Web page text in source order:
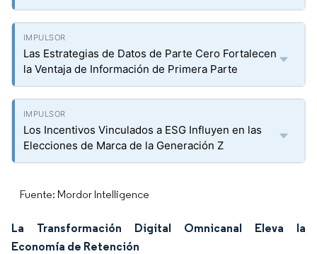
Las Estrategias de Datos de Parte Cero Fortalecen
la Ventaja de Información de Primera Parte
Los Incentivos Vinculados a ESG Influyen en las
Elecciones de Marca de la Generación Z
Fuente: Mordor Intelligence
La Transformación Digital Omnicanal Eleva la
Economía de Retención